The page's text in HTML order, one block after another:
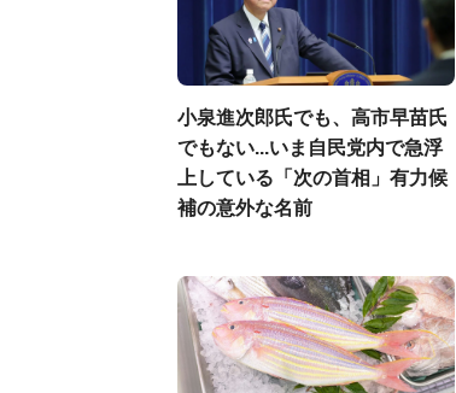
小泉進次郎氏でも、高市早苗氏
でもない...いま自民党内で急浮
上している「次の首相」有力候
補の意外な名前